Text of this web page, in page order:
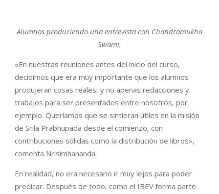
Alumnos produciendo una entrevista con Chandramukha
Swami.
«En nuestras reuniones antes del inicio del curso,
decidimos que era muy importante que los alumnos
produjeran cosas reales, y no apenas redacciones y
trabajos para ser presentados entre nosotros, por
ejemplo. Queríamos que se sintieran útiles en la misión
de Srila Prabhupada desde el comienzo, con
contribuciones sólidas como la distribución de libros»,
comenta Nrisimhananda.
En realidad, no era necesario ir muy lejos para poder
predicar. Después de todo, como el IBEV forma parte